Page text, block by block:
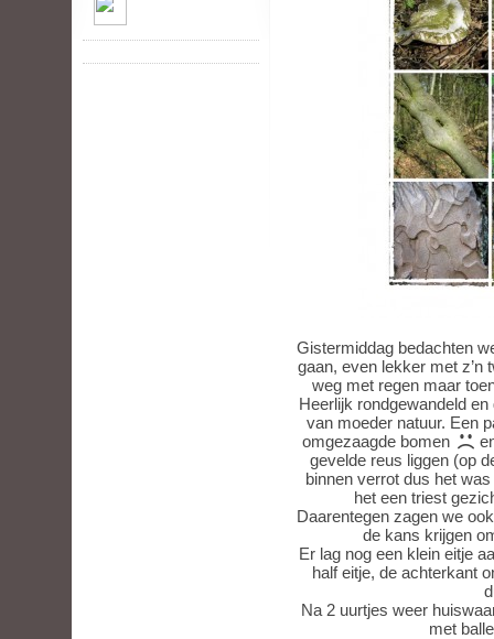
Gistermiddag bedachten
gaan, even lekker met z’n
weg met regen maar
Heerlijk rondgewandeld
van moeder natuur. Een
omgezaagde bomen
gevelde reus liggen (op
binnen verrot dus het
het een triest
Daarentegen zagen we
de kans krijgen
Er lag nog een klein eitje
half eitje, de achterkant
Na 2 uurtjes weer
met